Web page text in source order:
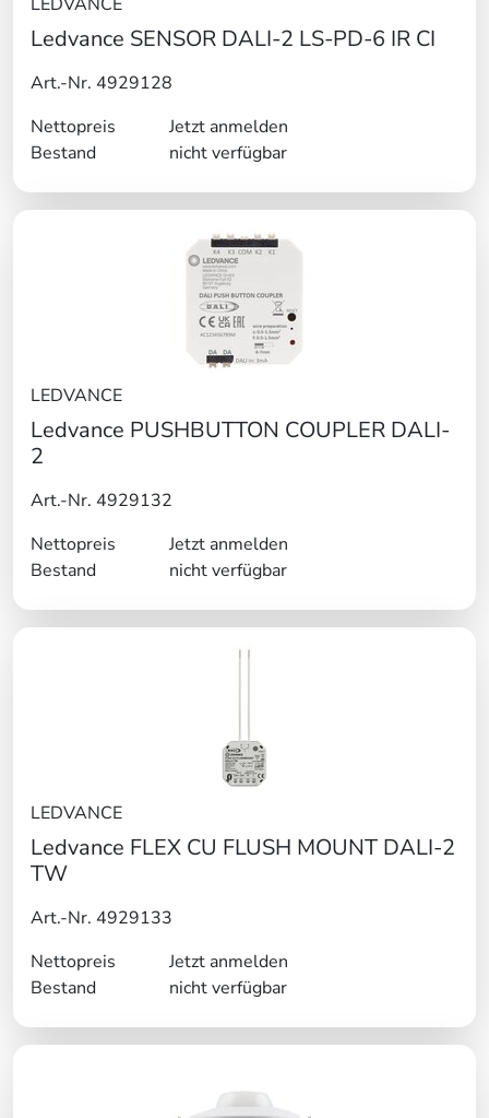
Ledvance SENSOR DALI-2 LS-PD-6 IR CI
Art.-Nr. 4929128
Nettopreis
Jetzt anmelden
Bestand
nicht verfügbar
LEDVANCE
Ledvance PUSHBUTTON COUPLER DALI-
2
Art.-Nr. 4929132
Nettopreis
Jetzt anmelden
Bestand
nicht verfügbar
LEDVANCE
Ledvance FLEX CU FLUSH MOUNT DALI-2
TW
Art.-Nr. 4929133
Nettopreis
Jetzt anmelden
Bestand
nicht verfügbar